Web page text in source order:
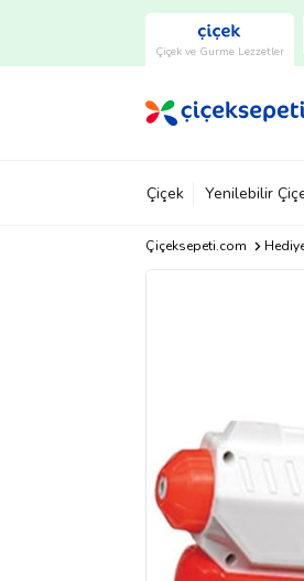
Çiçek ve Gurme Lezzetler
Çiçek Yenilebilir
Çiçeksepeti.com